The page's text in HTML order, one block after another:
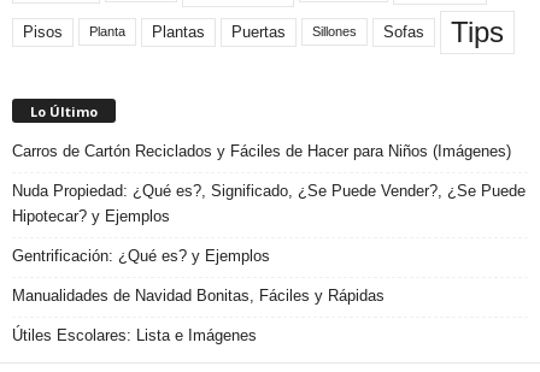
Pisos Planta Plantas Puertas Sillones Sofas Tips
Lo Último
Carros de Cartón Reciclados y Fáciles de Hacer para Niños (Imágenes)
Nuda Propiedad: ¿Qué es?, Significado, ¿Se Puede Vender?, ¿Se Puede
Hipotecar? y Ejemplos
Gentrificación: ¿Qué es? y Ejemplos
Manualidades de Navidad Bonitas, Fáciles y Rápidas
Útiles Escolares: Lista e Imágenes